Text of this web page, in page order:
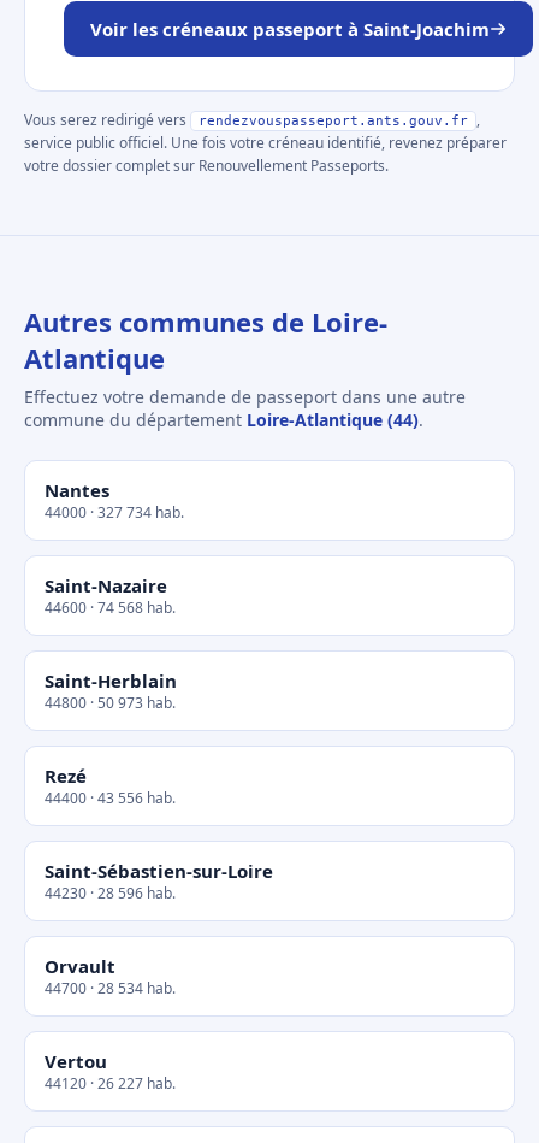
Voir les créneaux passeport à Saint-Joachim
Vous serez redirigé vers rendezvouspasseport.ants.gouv.fr
,
service public officiel. Une fois votre créneau identifié, revenez préparer
votre dossier complet sur Renouvellement Passeports.
Autres communes de Loire-
Atlantique
Effectuez votre demande de passeport dans une autre
commune du département Loire-Atlantique (44).
Nantes
44000 · 327 734 hab.
Saint-Nazaire
44600 · 74 568 hab.
Saint-Herblain
44800 · 50 973 hab.
Rezé
44400 · 43 556 hab.
Saint-Sébastien-sur-Loire
44230 · 28 596 hab.
Orvault
44700 · 28 534 hab.
Vertou
44120 · 26 227 hab.